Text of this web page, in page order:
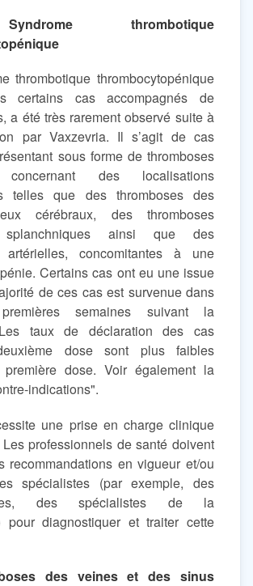
thrombotique
thrombotique thrombocytopénique
certains cas accompagnés de
a été très rarement observé suite à
par Vaxzevria. Il s’agit de cas
sous forme de thromboses
concernant des localisations
telles que des thromboses des
cérébraux, des thromboses
splanchniques ainsi que des
artérielles, concomitantes à une
Certains cas ont eu une issue
de ces cas est survenue dans
semaines suivant la
taux de déclaration des cas
dose sont plus faibles
dose. Voir également la
indications".
une prise en charge clinique
professionnels de santé doivent
recommandations en vigueur et/ou
spécialistes (par exemple, des
des spécialistes de la
pour diagnostiquer et traiter cette
des veines et des sinus